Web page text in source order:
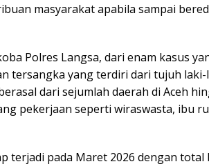
masyarakat apabila sampai
Polres Langsa, dari enam kasus
tersangka yang terdiri dari tujuh laki-
dari sejumlah daerah di Aceh
pekerjaan seperti wiraswasta, ibu
terjadi pada Maret 2026 dengan